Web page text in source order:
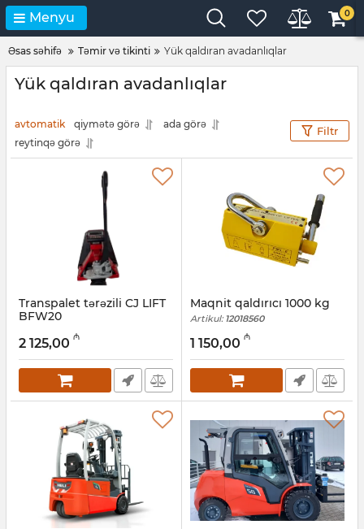
Menyu 0
Əsas səhifə Təmir və tikinti Yük qaldıran avadanlıqlar
Yük qaldıran avadanlıqlar
avtomatik qiymətə görə
ada görə
reytinqə görə
Filtr
Transpalet tərəzili CJ LIFT
BFW20
056001019
2 125,00 ₼
Maqnit qaldırıcı 1000 kg
Artikul: 12018560
1 150,00 ₼